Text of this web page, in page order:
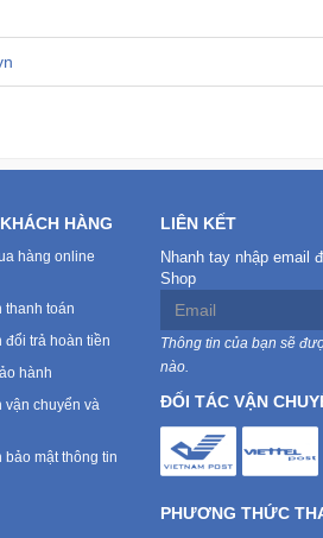
HÀNG
hàng online
thanh toán
đổi trả hoàn tiền
hành
vận chuyển và
bảo mật thông tin
LIÊN KẾT
Nhanh tay nhập email
Shop
Thông tin của bạn sẽ
nào.
ĐỐI TÁC VẬN
PHƯƠNG THỨC